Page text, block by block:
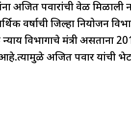
अजित पवारांची वेळ मिळाली
वर्षाची जिल्हा नियोजन
विभागाचे मंत्री असताना
आहे.त्यामुळे अजित पवार यांची